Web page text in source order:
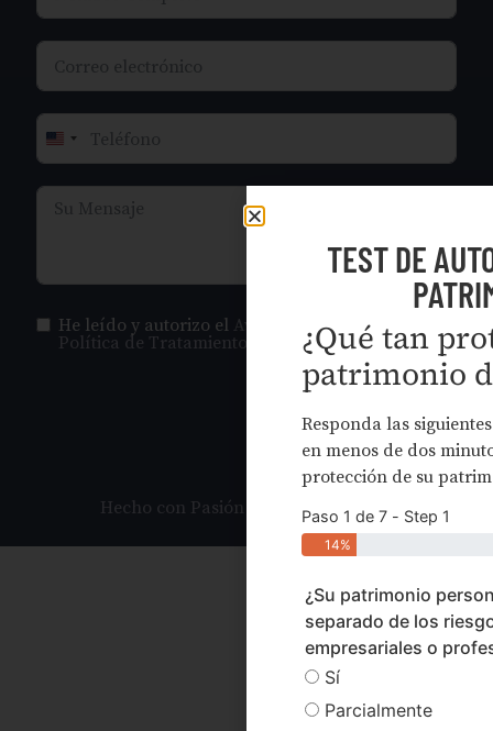
United States +1
He leído y autorizo el Aviso de Privacidad
Política de Tratamiento de Datos.
Hecho con Pasión por Statum Digital
TEST DE
¿Qué tan
patrimonio
Responda las
en menos de dos
protección de su
Paso 1 de 7 - Step 1
14%
¿Su patrimonio
separado de los
empresariales o
Sí
Parcialmente